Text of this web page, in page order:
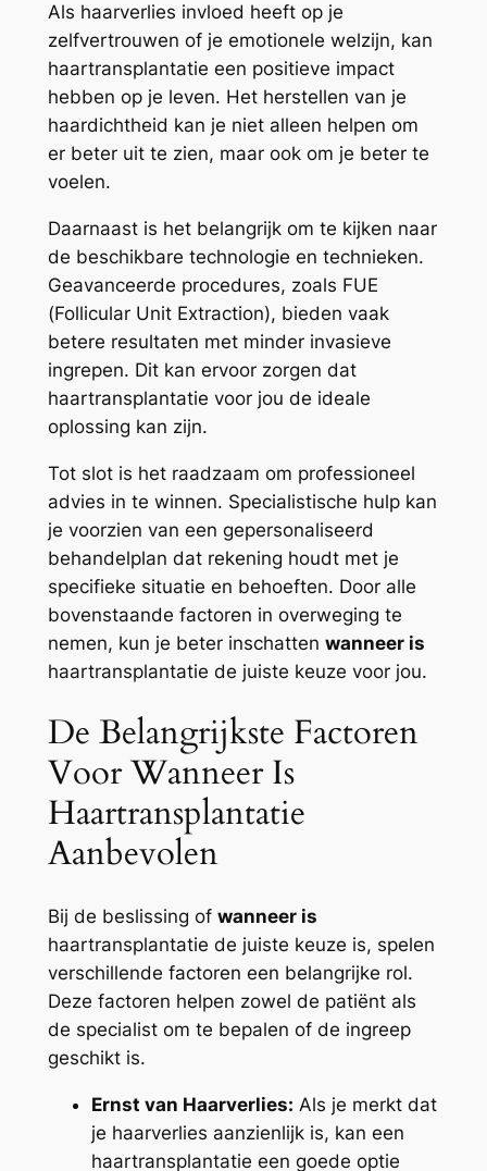
Als haarverlies invloed heeft op je
zelfvertrouwen of je emotionele welzijn, kan
haartransplantatie een positieve impact
hebben op je leven. Het herstellen van je
haardichtheid kan je niet alleen helpen om
er beter uit te zien, maar ook om je beter te
voelen.
Daarnaast is het belangrijk om te kijken naar
de beschikbare technologie en technieken.
Geavanceerde procedures, zoals FUE
(Follicular Unit Extraction), bieden vaak
betere resultaten met minder invasieve
ingrepen. Dit kan ervoor zorgen dat
haartransplantatie voor jou de ideale
oplossing kan zijn.
Tot slot is het raadzaam om professioneel
advies in te winnen. Specialistische hulp kan
je voorzien van een gepersonaliseerd
behandelplan dat rekening houdt met je
specifieke situatie en behoeften. Door alle
bovenstaande factoren in overweging te
nemen, kun je beter inschatten wanneer is
haartransplantatie de juiste keuze voor jou.
De Belangrijkste Factoren
Voor Wanneer Is
Haartransplantatie
Aanbevolen
Bij de beslissing of wanneer is
haartransplantatie de juiste keuze is, spelen
verschillende factoren een belangrijke rol.
Deze factoren helpen zowel de patiënt als
de specialist om te bepalen of de ingreep
geschikt is.
Ernst van Haarverlies: Als je merkt dat
je haarverlies aanzienlijk is, kan een
haartransplantatie een goede optie